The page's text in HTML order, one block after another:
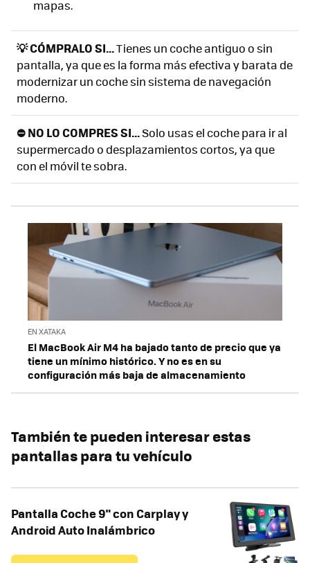
mapas.
💡 CÓMPRALO SI...Tienes un coche antiguo o sin
pantalla, ya que es la forma más efectiva y barata de
modernizar un coche sin sistema de navegación
moderno.
⛔ NO LO COMPRES SI...Solo usas el coche para ir al
supermercado o desplazamientos cortos, ya que
con el móvil te sobra.
EN XATAKA
El MacBook Air M4 ha bajado tanto de precio que ya
tiene un mínimo histórico. Y no es en su
configuración más baja de almacenamiento
También te pueden interesar estas
pantallas para tu vehículo
Pantalla Coche 9" con Carplay y
Android Auto Inalámbrico